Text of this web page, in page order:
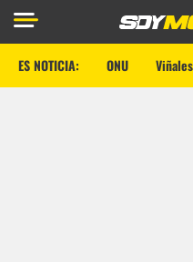
ES NOTICIA: ONU